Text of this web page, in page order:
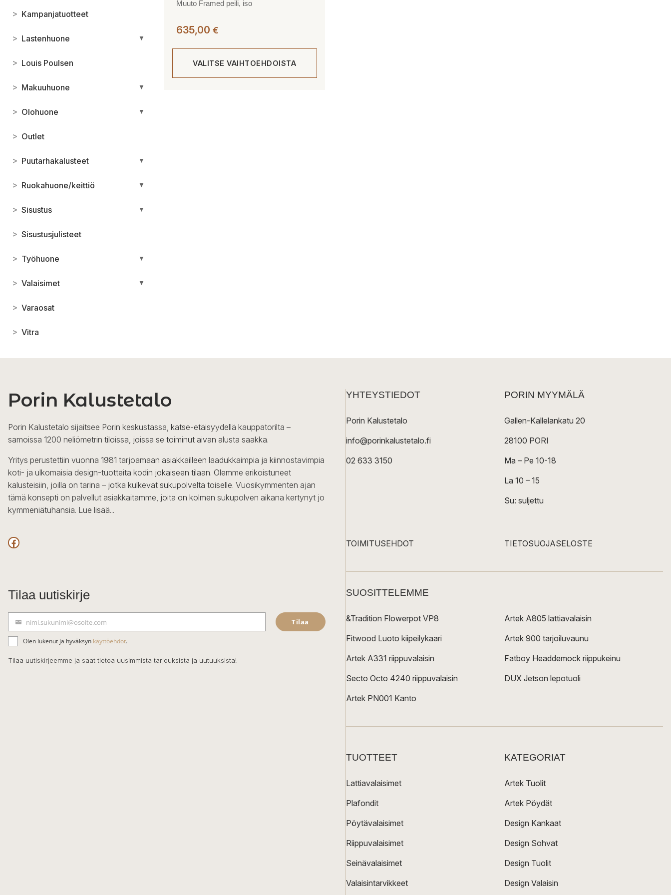
> Kampanjatuotteet
> Lastenhuone ▼
> Louis Poulsen
> Makuuhuone ▼
> Olohuone ▼
> Outlet
> Puutarhakalusteet ▼
> Ruokahuone/keittiö ▼
> Sisustus ▼
> Sisustusjulisteet
> Työhuone ▼
> Valaisimet ▼
> Varaosat
> Vitra
Muuto Framed peili, iso
635,00 €
VALITSE VAIHTOEHDOISTA
Porin Kalustetalo
Porin Kalustetalo sijaitsee Porin keskustassa, katse-etäisyydellä kauppatorilta –
samoissa 1200 neliömetrin tiloissa, joissa se toiminut aivan alusta saakka.
Yritys perustettiin vuonna 1981 tarjoamaan asiakkailleen laadukkaimpia ja kiinnostavimpia
koti- ja ulkomaisia design-tuotteita kodin jokaiseen tilaan. Olemme erikoistuneet
kalusteisiin, joilla on tarina – jotka kulkevat sukupolvelta toiselle. Vuosikymmenten ajan
tämä konsepti on palvellut asiakkaitamme, joita on kolmen sukupolven aikana kertynyt jo
kymmeniätuhansia. Lue lisää...
Facebook
Tilaa uutiskirje
ä
h
k
nimi.sukunimi@osoite.com Tilaa
Olen lukenut ja hyväksyn käyttöehdot.
Tilaa uutiskirjeemme ja saat tietoa uusimmista tarjouksista ja uutuuksista!
YHTEYSTIEDOT
Porin Kalustetalo
info@porinkalustetalo.fi
02 633 3150
PORIN MYYMÄLÄ
Gallen-Kallelankatu 20
28100 PORI
Ma – Pe 10-18
La 10 – 15
Su: suljettu
TOIMITUSEHDOT TIETOSUOJASELOSTE
SUOSITTELEMME
&Tradition Flowerpot VP8
Fitwood Luoto kiipeilykaari
Artek A331 riippuvalaisin
Secto Octo 4240 riippuvalaisin
Artek PN001 Kanto
Artek A805 lattiavalaisin
Artek 900 tarjoiluvaunu
Fatboy Headdemock riippukeinu
DUX Jetson lepotuoli
TUOTTEET
Lattiavalaisimet
Plafondit
Pöytävalaisimet
Riippuvalaisimet
Seinävalaisimet
Valaisintarvikkeet
KATEGORIAT
Artek Tuolit
Artek Pöydät
Design Kankaat
Design Sohvat
Design Tuolit
Design Valaisin